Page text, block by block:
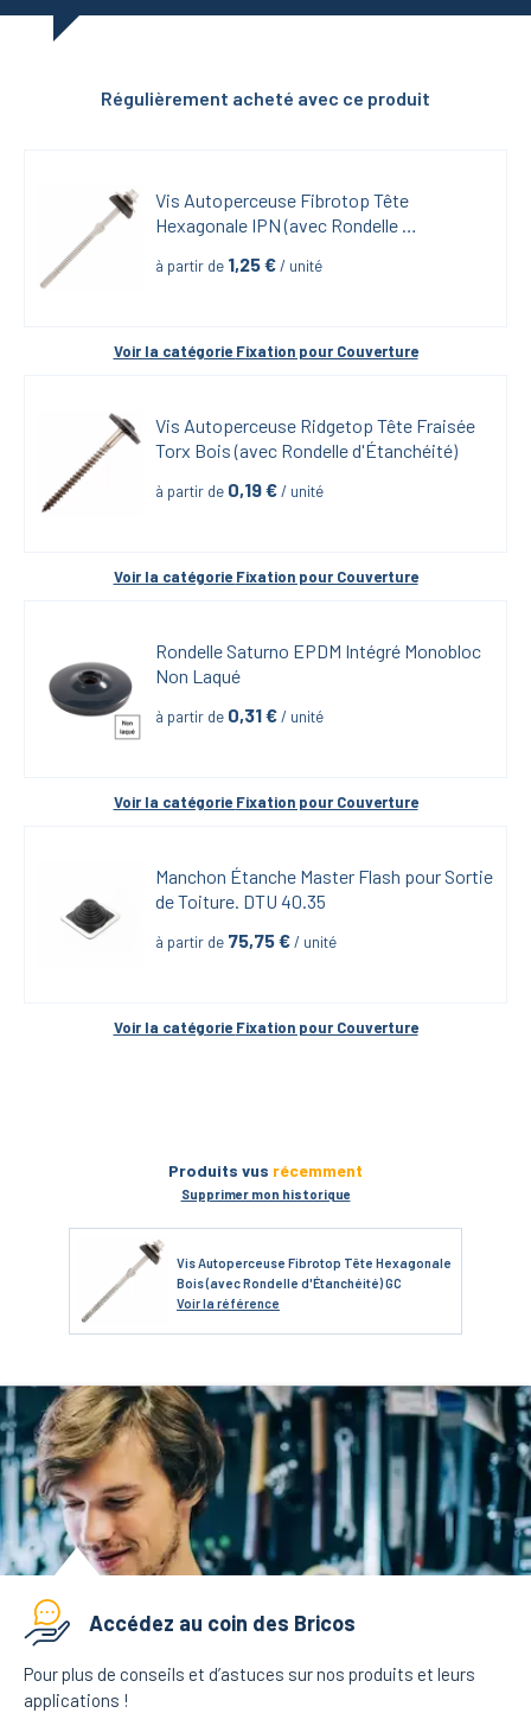
Régulièrement acheté avec ce produit
Vis Autoperceuse Fibrotop Tête
Hexagonale IPN (avec Rondelle
à partir de 1,25 € / unité
Voir la catégorie Fixation pour Couverture
Vis Autoperceuse Ridgetop Tête Fraisée
Torx Bois (avec Rondelle d'Étanchéité)
à partir de 0,19 € / unité
Voir la catégorie Fixation pour Couverture
Rondelle Saturno EPDM Intégré Monobloc
Non Laqué
à partir de 0,31 € / unité
Voir la catégorie Fixation pour Couverture
Manchon Étanche Master Flash pour Sortie
de Toiture. DTU 40.35
à partir de 75,75 € / unité
Voir la catégorie Fixation pour Couverture
Produits vus récemment
Supprimer mon historique
Vis Autoperceuse Fibrotop Tête Hexagonale
Bois (avec Rondelle d'Étanchéité) GC
Voirla référence
Accédez au coin des Bricos
Pour plus de conseils et d’astuces sur nos produits et leurs
applications !